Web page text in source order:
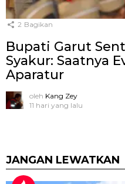
2 Bagikan
Bupati Garut
Syakur: Saatnya
Aparatur
oleh Kang Zey
11 hari yang lalu
JANGAN LEWATKAN